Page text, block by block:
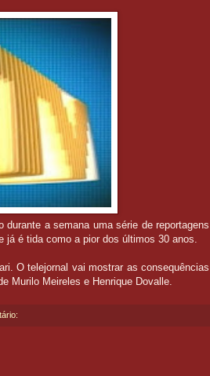
a semana uma série de reportagens
já é tida como a pior dos últimos 30 anos.
O telejornal vai mostrar as consequências
Murilo Meireles e Henrique Dovalle.